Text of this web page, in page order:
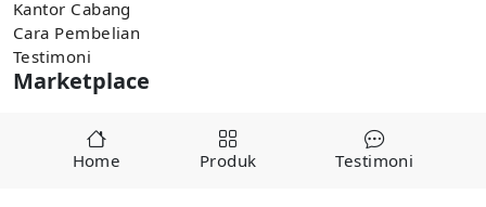
Home Produk Testimoni
Kantor Cabang
Cara Pembelian
Testimoni
Marketplace
Pembelian tersedia di marketplace,
Tokopedia